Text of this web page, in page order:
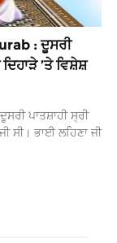
: ਦੂਸਰੀ
’ਤੇ ਵਿਸ਼ੇਸ਼
ਪਾਤਸ਼ਾਹੀ ਸ੍ਰੀ
ਸੀ। ਭਾਈ ਲਹਿਣਾ ਜੀ